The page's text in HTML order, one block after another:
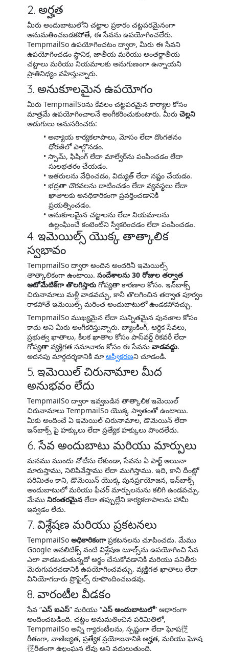
2. అర్హత
మీరు అందుబాటులోని చట్టాల ప్రకారం చట్టపరమైనంగా
అనుమతించబడకపోతే, ఈ సేవను ఉపయోగించలేరు.
TempmailSo ఉపయోగించటం ద్వారా, మీరు ఈ సేవని
ఉపయోగించడం స్థానిక, జాతీయ మరియు అంతర్జాతీయ
చట్టాలు మరియు నియమాలకు అనుగుణంగా ఉన్నాయని
ప్రాతినిధ్యం వహిస్తున్నారు.
3. అనుకూలమైన ఉపయోగం
మీరు TempmailSoను కేవలం చట్టపరమైన కార్యాల కోసం
మాత్రమే ఉపయోగించాలనే అంగీకరించుకుంటారు. మీరు చెల్లని
అడుగులు అనుసరించరు:
అన్యాయ కార్యకలాపాలు, మోసం లేదా దొంగతనం
ధోరణిలో పాల్గొనడం.
స్పామ్, ఫిషింగ్ లేదా మాల్వేర్‌ను పంపించడం లేదా
సులభతరం చేయడం.
ఇతరులను వేధించడం, విద్యుత్ లేదా నష్టం చేయడం.
భద్రతా చొరవలను దాటించడం లేదా వ్యవస్థలు లేదా
ఖాతాలకు అనధికారికంగా ప్రవర్తించడానికి
ప్రయత్నించడం.
అనుకూలమైన చట్టాలను లేదా నియమాలను
ఉల్లంఘించే కంటెంట్‌ని స్వీకరించడం లేదా పంపించడం.
4. ఇమెయిల్స్ యొక్క తాత్కాలిక
స్వభావం
TempmailSo ద్వారా అందిన అందరినీ ఇమెయిల్స్
తాత్కాలికంగా ఉంటాయి. సందేశాలను 30 రోజుల తర్వాత
ఆటోమేటిక్‌గా తొలగిస్తారుగోప్యతా కారణాల కోసం. ఇన్‌బాక్స్
చిరునామాలు మళ్లీ వాడవచ్చు, కానీ తొలగించిన తర్వాత పూర్వం
రాకపోతే ఇమెయిల్స్ మరింత అందుబాటులో ఉండకపోవచ్చు.
TempmailSo ముఖ్యమైన లేదా సున్నితమైన పునఁకాల కోసం
కాదు అని మీరు అంగీకరిస్తున్నారు. బ్యాంకింగ్, ఆర్థిక సేవలు,
ప్రభుత్వ ఖాతాలు, కీలక ఖాతాల కోసం పాస్‌వర్డ్ రికవరీ లేదా
గోప్యతా వ్యక్తిగత సమాచారం కోసం ఈ సేవను వాడవద్దు.
అదనపు మార్గదర్శకానికి మా అస్వీకరణని చూడండి.
5. ఇమెయిల్ చిరునామాల మీద
అనుభవం లేదు
TempmailSo ద్వారా ఇవ్వబడిన తాత్కాలిక ఇమెయిల్
చిరునామాలు TempmailSo యొక్క స్వాతంతో ఉంటాయి.
మీకు అందించే ఏ ఇమెయిల్ చిరునామాల, డొమెయిన్ లేదా
ఇన్‌బాక్స్ పై హక్కులు లేదా ప్రత్యేక హక్కులు పొందలేదు.
6. సేవ అందుబాటు మరియు మార్పులు
మనము ముందు నోటీసు లేకుండా, సేవను ఏ పార్ట్ అయినా
మారుస్తాము, నిలిపివేస్తాము లేదా ముగిస్తాము. ఇది, కానీ దీంట్లో
పరిమితం కాని, డొమెయిన్ యొక్క పునర్‍ప్రయోజన, ఇన్‌బాక్స్
అందుబాటులో మరియు ఫీచర్ మార్పులనును కలిగి ఉండవచ్చు.
మేము నిరంతరమైనలేదా తప్పుల్లేని కార్యకలాపాలను హామీ
ఇవ్వడం లేదు.
7. విశ్లేషణ మరియు ప్రకటనలు
TempmailSo అధికారికంగాప్రకటనలను చూపించదు. మేము
Google అనలిటిక్స్ వంటి విశ్లేషణ టూల్స్‌ను ఉపయోగించి సేవ
ఎలా వాడబడుతున్నదో అర్థం చేసుకోవడానికి మరియు పనితీరు
మెరుగుపరచడానికి ఉపయోగించవచ్చు. వ్యక్తిగత ఖాతాలు లేదా
వినియోగదారు ప్రొఫైల్స్ రూపొందించబడవు.
8. వారంటీల వీడకం
సేవ “ఎస్ ఐఎస్” మరియు “ఎస్ అందుబాటులో” ఆధారంగా
అందించబడింది. చట్టం అనుమతించిన పరిమితిలో,
TempmailSo అన్ని గ్యారంటీలను, స్పష్టంగా లేదా ఘోష徔
రీతంగా, వాణిజ్యత, ప్రత్యేక ప్రయోజనానికి అర్హత, మరియు ఘోష
徔రీతంగా ఉల్లంఘన లేవు అని వదులుతుంది.